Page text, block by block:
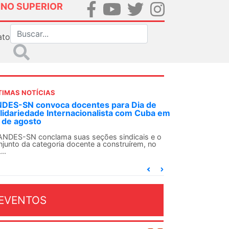
SUPERIOR
NOTÍCIAS
SN convoca docentes para Dia de
Internacionalista com Cuba em
de agosto
SN conclama suas seções sindicais e o
da categoria docente a construírem, no